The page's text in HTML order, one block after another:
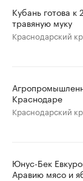
Кубань готова
травяную муку
Краснодарский
Краснодаре
Краснодарский
Юнус-Бек
Аравию мясо и